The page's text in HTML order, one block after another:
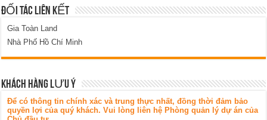
ĐỐI TÁC LIÊN KẾT
Gia Toàn Land
Nhà Phố Hồ Chí Minh
KHÁCH HÀNG LƯU Ý
Để có thông tin chính xác và trung thực nhất, đồng thời đảm bảo
quyền lợi của quý khách. Vui lòng liên hệ Phòng quản lý dự án của